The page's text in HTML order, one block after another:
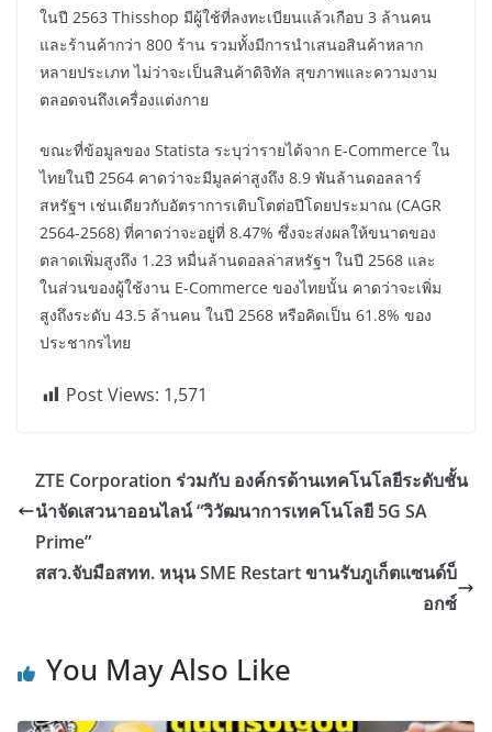
ในปี 2563 Thisshop มีผู้ใช้ที่ลงทะเบียนแล้วเกือบ 3 ล้านคน
และร้านค้ากว่า 800 ร้าน รวมทั้งมีการนำเสนอสินค้าหลาก
หลายประเภท ไม่ว่าจะเป็นสินค้าดิจิทัล สุขภาพและความงาม
ตลอดจนถึงเครื่องแต่งกาย
ขณะที่ข้อมูลของ Statista ระบุว่ารายได้จาก E-Commerce ใน
ไทยในปี 2564 คาดว่าจะมีมูลค่าสูงถึง 8.9 พันล้านดอลลาร์
สหรัฐฯ เช่นเดียวกับอัตราการเติบโตต่อปีโดยประมาณ (CAGR
2564-2568) ที่คาดว่าจะอยู่ที่ 8.47% ซึ่งจะส่งผลให้ขนาดของ
ตลาดเพิ่มสูงถึง 1.23 หมื่นล้านดอลล่าสหรัฐฯ ในปี 2568 และ
ในส่วนของผู้ใช้งาน E-Commerce ของไทยนั้น คาดว่าจะเพิ่ม
สูงถึงระดับ 43.5 ล้านคน ในปี 2568 หรือคิดเป็น 61.8% ของ
ประชากรไทย
Post Views: 1,571
ZTE Corporation ร่วมกับ องค์กรด้านเทคโนโลยีระดับชั้น
นำจัดเสวนาออนไลน์ “วิวัฒนาการเทคโนโลยี 5G SA
Prime”
สสว.จับมือสทท. หนุน SME Restart ขานรับภูเก็ตแซนด์บ็
อกซ์
You May Also Like